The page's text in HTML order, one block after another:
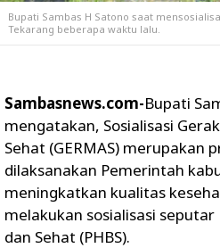
Bupati Sambas H Satono saat
Tekarang beberapa waktu lalu.
Sambasnews.com-Bupati
mengatakan, Sosialisasi
Sehat (GERMAS) merupakan
dilaksanakan Pemerintah
meningkatkan kualitas
melakukan sosialisasi
dan Sehat (PHBS).